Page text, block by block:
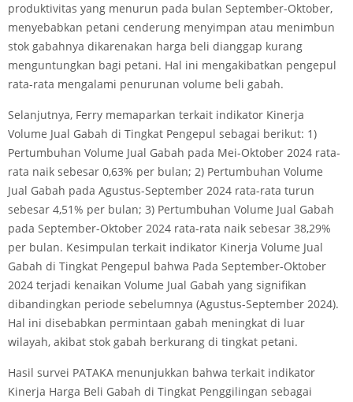
produktivitas yang menurun pada bulan September-Oktober,
menyebabkan petani cenderung menyimpan atau menimbun
stok gabahnya dikarenakan harga beli dianggap kurang
menguntungkan bagi petani. Hal ini mengakibatkan pengepul
rata-rata mengalami penurunan volume beli gabah.
Selanjutnya, Ferry memaparkan terkait indikator Kinerja
Volume Jual Gabah di Tingkat Pengepul sebagai berikut: 1)
Pertumbuhan Volume Jual Gabah pada Mei-Oktober 2024 rata-
rata naik sebesar 0,63% per bulan; 2) Pertumbuhan Volume
Jual Gabah pada Agustus-September 2024 rata-rata turun
sebesar 4,51% per bulan; 3) Pertumbuhan Volume Jual Gabah
pada September-Oktober 2024 rata-rata naik sebesar 38,29%
per bulan. Kesimpulan terkait indikator Kinerja Volume Jual
Gabah di Tingkat Pengepul bahwa Pada September-Oktober
2024 terjadi kenaikan Volume Jual Gabah yang signifikan
dibandingkan periode sebelumnya (Agustus-September 2024).
Hal ini disebabkan permintaan gabah meningkat di luar
wilayah, akibat stok gabah berkurang di tingkat petani.
Hasil survei PATAKA menunjukkan bahwa terkait indikator
Kinerja Harga Beli Gabah di Tingkat Penggilingan sebagai